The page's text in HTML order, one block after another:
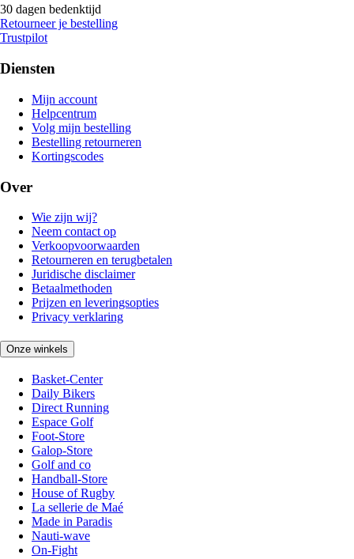
30 dagen bedenktijd
Retourneer je bestelling
Trustpilot
Diensten
Mijn account
Helpcentrum
Volg mijn bestelling
Bestelling retourneren
Kortingscodes
Over
Wie zijn wij?
Neem contact op
Verkoopvoorwaarden
Retourneren en terugbetalen
Juridische disclaimer
Betaalmethoden
Prijzen en leveringsopties
Privacy verklaring
Onze winkels
Basket-Center
Daily Bikers
Direct Running
Espace Golf
Foot-Store
Galop-Store
Golf and co
Handball-Store
House of Rugby
La sellerie de Maé
Made in Paradis
Nauti-wave
On-Fight